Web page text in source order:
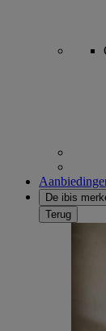
De ibis
Terug